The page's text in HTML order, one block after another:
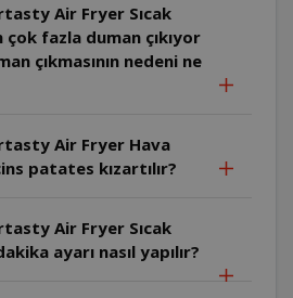
Air Fryer Sıcak
fazla duman çıkıyor
çıkmasının nedeni ne
Air Fryer Hava
patates kızartılır?
Air Fryer Sıcak
ayarı nasıl yapılır?